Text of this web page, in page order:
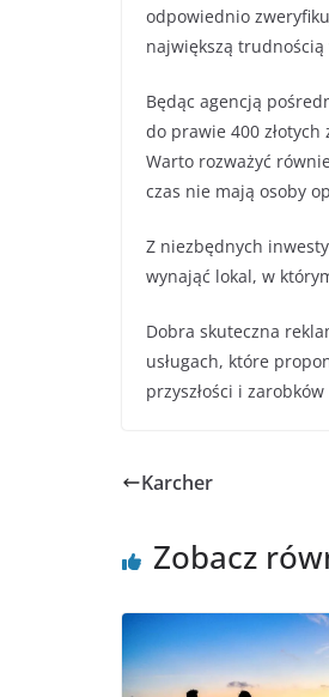
odpowiednio
największą
Będąc agencją
do prawie 400
Warto rozważyć
czas nie mają osoby
Z niezbędnych
wynająć lokal, w
Dobra skuteczna
usługach, które
przyszłości i
Karcher
Zobacz